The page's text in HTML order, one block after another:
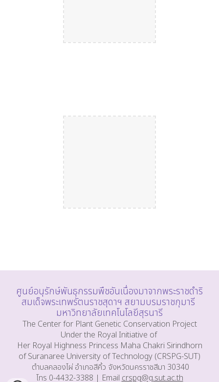
ศูนย์อนุรักษ์พันธุกรรมพืชอันเนื่องมาจากพระราชดำริ
สมเด็จพระเทพรัตนราชสุดาฯ สยามบรมราชกุมารี
มหาวิทยาลัยเทคโนโลยีสุรนารี
The Center for Plant Genetic Conservation Project
Under the Royal Initiative of
Her Royal Highness Princess Maha Chakri Sirindhorn
of Suranaree University of Technology (CRSPG-SUT)
ตำบลคลองไผ่ อำเภอสีคิ้ว จังหวัดนครราชสีมา 30340
โทร 0-4432-3388 | Emailcrspg@g.sut.ac.th